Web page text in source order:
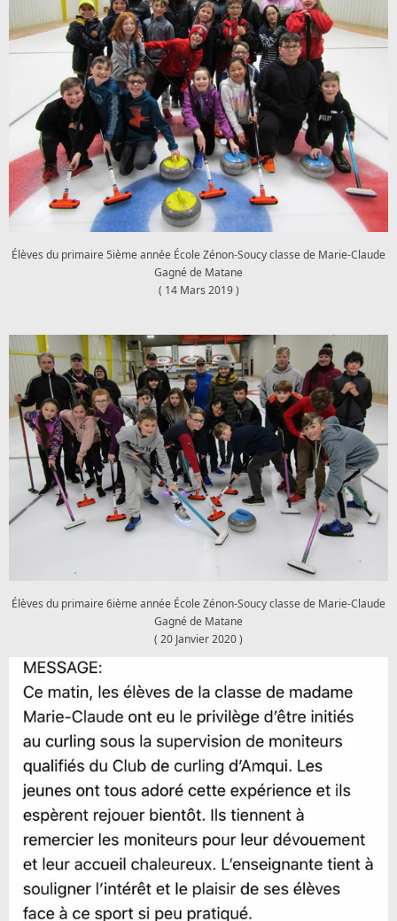
Élèves du primaire 5ième année École Zénon-Soucy classe de Marie-Claude
Gagné de Matane
( 14 Mars 2019 )
Élèves du primaire 6ième année École Zénon-Soucy classe de Marie-Claude
Gagné de Matane
( 20 Janvier 2020 )